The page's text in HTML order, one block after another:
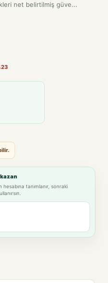
net belirtilmiş güve...
kazan
hesabına tanımlanır, sonraki